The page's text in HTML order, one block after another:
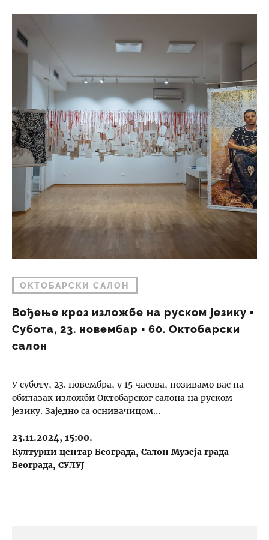
ОКТОБАРСКИ САЛОН
Вођење кроз изложбе на руском језику ▪︎
Субота, 23. новембар ▪︎ 60. Октобарски
салон
У суботу, 23. новембра, у 15 часова, позивамо вас на
обилазак изложби Октобарског салона на руском
језику. Заједно са оснивачицом…
23.11.2024, 15:00.
Културни центар Београда Салон Музеја града
Београда СУЛУЈ